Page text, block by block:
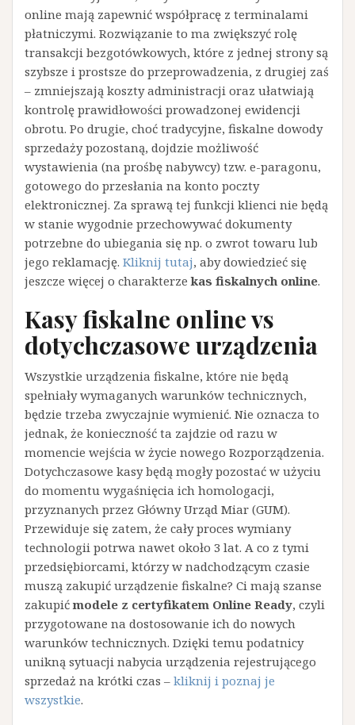
online mają zapewnić współpracę z terminalami
płatniczymi. Rozwiązanie to ma zwiększyć rolę
transakcji bezgotówkowych, które z jednej strony są
szybsze i prostsze do przeprowadzenia, z drugiej zaś
– zmniejszają koszty administracji oraz ułatwiają
kontrolę prawidłowości prowadzonej ewidencji
obrotu. Po drugie, choć tradycyjne, fiskalne dowody
sprzedaży pozostaną, dojdzie możliwość
wystawienia (na prośbę nabywcy) tzw. e-paragonu,
gotowego do przesłania na konto poczty
elektronicznej. Za sprawą tej funkcji klienci nie będą
w stanie wygodnie przechowywać dokumenty
potrzebne do ubiegania się np. o zwrot towaru lub
jego reklamację. Kliknij tutaj, aby dowiedzieć się
jeszcze więcej o charakterzekas fiskalnych online.
Kasy fiskalne online vs
dotychczasowe urządzenia
Wszystkie urządzenia fiskalne, które nie będą
spełniały wymaganych warunków technicznych,
będzie trzeba zwyczajnie wymienić. Nie oznacza to
jednak, że konieczność ta zajdzie od razu w
momencie wejścia w życie nowego Rozporządzenia.
Dotychczasowe kasy będą mogły pozostać w użyciu
do momentu wygaśnięcia ich homologacji,
przyznanych przez Główny Urząd Miar (GUM).
Przewiduje się zatem, że cały proces wymiany
technologii potrwa nawet około 3 lat. A co z tymi
przedsiębiorcami, którzy w nadchodzącym czasie
muszą zakupić urządzenie fiskalne? Ci mają szanse
zakupićmodele z certyfikatem Online Ready, czyli
przygotowane na dostosowanie ich do nowych
warunków technicznych. Dzięki temu podatnicy
unikną sytuacji nabycia urządzenia rejestrującego
sprzedaż na krótki czas – kliknij i poznaj je
wszystkie.